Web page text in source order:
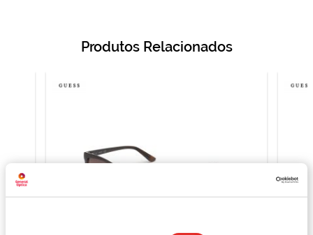
Produtos Relacionados